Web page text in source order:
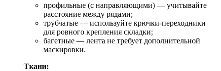
профильные (с направляющими) — учитывайте
расстояние между рядами;
трубчатые — используйте крючки-переходники
для ровного крепления складки;
багетные — лента не требует дополнительной
маскировки.
Ткани: